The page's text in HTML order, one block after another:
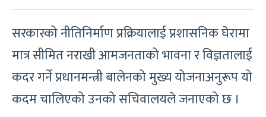
सरकारको नीतिनिर्माण प्रक्रियालाई प्रशासनिक घेरामा
मात्र सीमित नराखी आमजनताको भावना र विज्ञतालाई
कदर गर्ने प्रधानमन्त्री बालेनको मुख्य योजनाअनुरूप यो
कदम चालिएको उनको सचिवालयले जनाएको छ ।